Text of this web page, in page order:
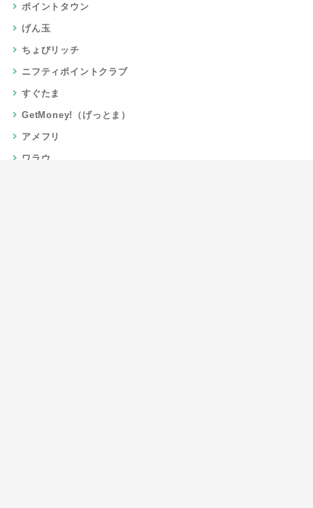
ポイントタウン
げん玉
ちょびリッチ
ニフティポイントクラブ
すぐたま
GetMoney!（げっとま）
アメフリ
ワラウ